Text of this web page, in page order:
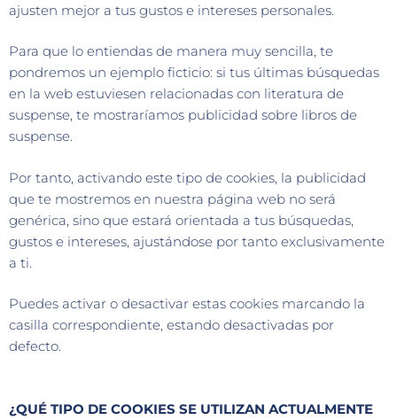
ajusten mejor a tus gustos e intereses personales.
Para que lo entiendas de manera muy sencilla, te
pondremos un ejemplo ficticio: si tus últimas búsquedas
en la web estuviesen relacionadas con literatura de
suspense, te mostraríamos publicidad sobre libros de
suspense.
Por tanto, activando este tipo de cookies, la publicidad
que te mostremos en nuestra página web no será
genérica, sino que estará orientada a tus búsquedas,
gustos e intereses, ajustándose por tanto exclusivamente
a ti.
Puedes activar o desactivar estas cookies marcando la
casilla correspondiente, estando desactivadas por
defecto.
¿QUÉ TIPO DE COOKIES SE UTILIZAN ACTUALMENTE